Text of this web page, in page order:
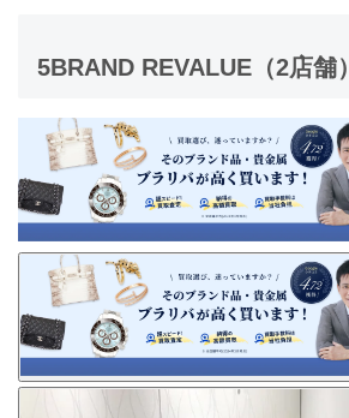
5BRAND REVALUE （2店舗）